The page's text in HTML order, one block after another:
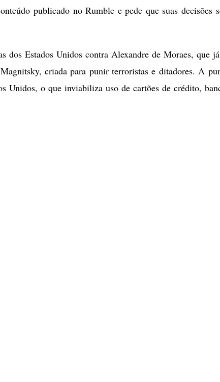
publicado no Rumble e pede que suas decisões
dos Estados Unidos contra Alexandre de Moraes, que
criada para punir terroristas e ditadores. A
Unidos, o que inviabiliza uso de cartões de crédito,